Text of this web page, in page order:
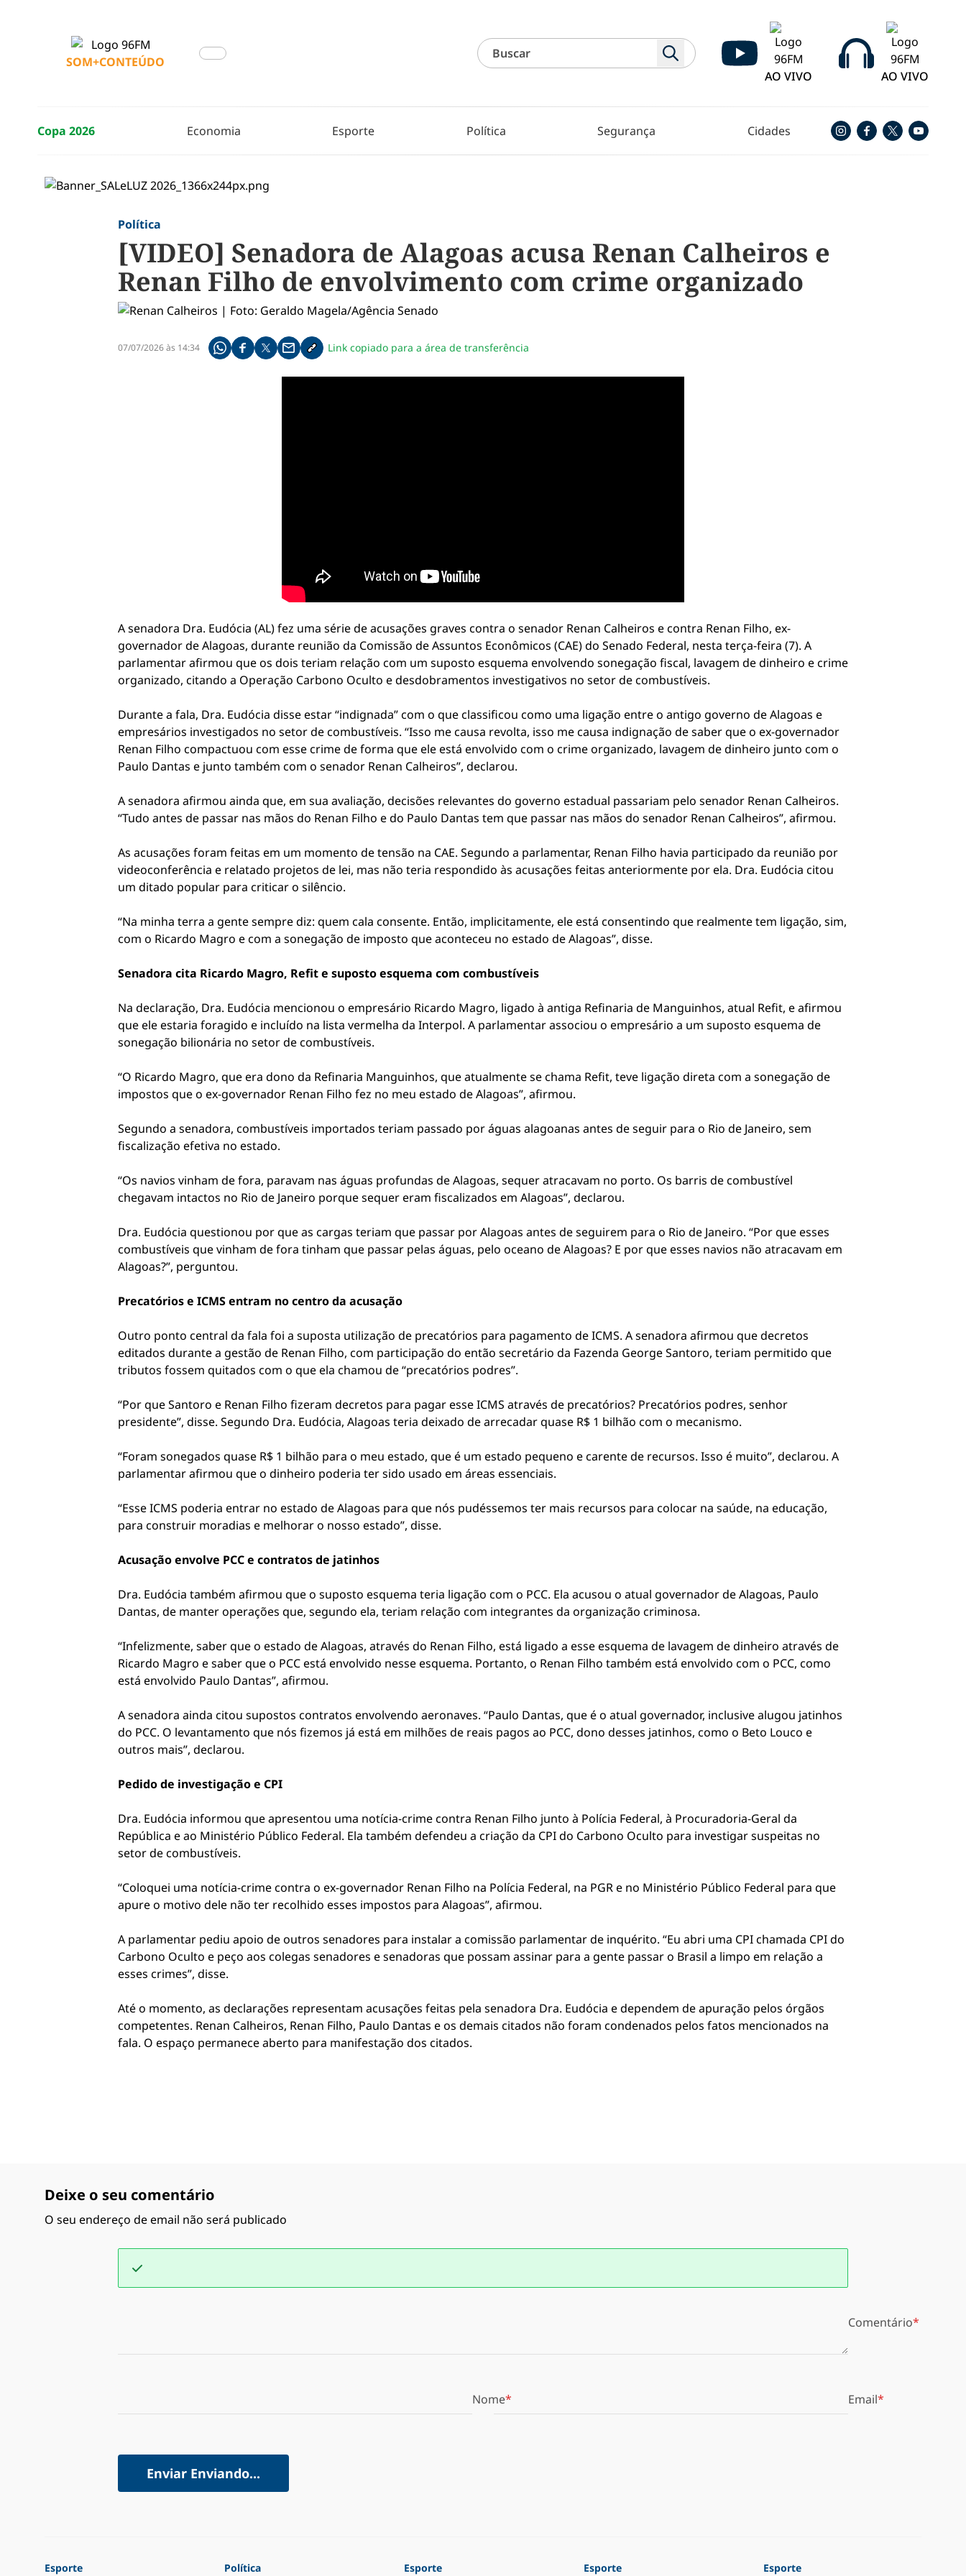
SOM+CONTEÚDO
AO VIVO
AO VIVO
Copa 2026 Economia Esporte Política Segurança Cidades
Política
[VIDEO] Senadora de Alagoas acusa Renan Calheiros e
Renan Filho de envolvimento com crime organizado
07/07/2026 às 14:34 Compartilhe pelo whatsapp
Compartilhar no facebook
Compartilhar no twitter
Compartilhe pelo email
Copiar link da notícia
Link copiado para a área de transferência
A senadora Dra. Eudócia (AL) fez uma série de acusações graves contra o senador Renan Calheiros e contra Renan Filho, ex-
governador de Alagoas, durante reunião da Comissão de Assuntos Econômicos (CAE) do Senado Federal, nesta terça-feira (7). A
parlamentar afirmou que os dois teriam relação com um suposto esquema envolvendo sonegação fiscal, lavagem de dinheiro e crime
organizado, citando a Operação Carbono Oculto e desdobramentos investigativos no setor de combustíveis.
Durante a fala, Dra. Eudócia disse estar “indignada” com o que classificou como uma ligação entre o antigo governo de Alagoas e
empresários investigados no setor de combustíveis. “Isso me causa revolta, isso me causa indignação de saber que o ex-governador
Renan Filho compactuou com esse crime de forma que ele está envolvido com o crime organizado, lavagem de dinheiro junto com o
Paulo Dantas e junto também com o senador Renan Calheiros”, declarou.
A senadora afirmou ainda que, em sua avaliação, decisões relevantes do governo estadual passariam pelo senador Renan Calheiros.
“Tudo antes de passar nas mãos do Renan Filho e do Paulo Dantas tem que passar nas mãos do senador Renan Calheiros”, afirmou.
As acusações foram feitas em um momento de tensão na CAE. Segundo a parlamentar, Renan Filho havia participado da reunião por
videoconferência e relatado projetos de lei, mas não teria respondido às acusações feitas anteriormente por ela. Dra. Eudócia citou
um ditado popular para criticar o silêncio.
“Na minha terra a gente sempre diz: quem cala consente. Então, implicitamente, ele está consentindo que realmente tem ligação, sim,
com o Ricardo Magro e com a sonegação de imposto que aconteceu no estado de Alagoas”, disse.
Senadora cita Ricardo Magro, Refit e suposto esquema com combustíveis
Na declaração, Dra. Eudócia mencionou o empresário Ricardo Magro, ligado à antiga Refinaria de Manguinhos, atual Refit, e afirmou
que ele estaria foragido e incluído na lista vermelha da Interpol. A parlamentar associou o empresário a um suposto esquema de
sonegação bilionária no setor de combustíveis.
“O Ricardo Magro, que era dono da Refinaria Manguinhos, que atualmente se chama Refit, teve ligação direta com a sonegação de
impostos que o ex-governador Renan Filho fez no meu estado de Alagoas”, afirmou.
Segundo a senadora, combustíveis importados teriam passado por águas alagoanas antes de seguir para o Rio de Janeiro, sem
fiscalização efetiva no estado.
“Os navios vinham de fora, paravam nas águas profundas de Alagoas, sequer atracavam no porto. Os barris de combustível
chegavam intactos no Rio de Janeiro porque sequer eram fiscalizados em Alagoas”, declarou.
Dra. Eudócia questionou por que as cargas teriam que passar por Alagoas antes de seguirem para o Rio de Janeiro. “Por que esses
combustíveis que vinham de fora tinham que passar pelas águas, pelo oceano de Alagoas? E por que esses navios não atracavam em
Alagoas?”, perguntou.
Precatórios e ICMS entram no centro da acusação
Outro ponto central da fala foi a suposta utilização de precatórios para pagamento de ICMS. A senadora afirmou que decretos
editados durante a gestão de Renan Filho, com participação do então secretário da Fazenda George Santoro, teriam permitido que
tributos fossem quitados com o que ela chamou de “precatórios podres”.
“Por que Santoro e Renan Filho fizeram decretos para pagar esse ICMS através de precatórios? Precatórios podres, senhor
presidente”, disse. Segundo Dra. Eudócia, Alagoas teria deixado de arrecadar quase R$ 1 bilhão com o mecanismo.
“Foram sonegados quase R$ 1 bilhão para o meu estado, que é um estado pequeno e carente de recursos. Isso é muito”, declarou. A
parlamentar afirmou que o dinheiro poderia ter sido usado em áreas essenciais.
“Esse ICMS poderia entrar no estado de Alagoas para que nós pudéssemos ter mais recursos para colocar na saúde, na educação,
para construir moradias e melhorar o nosso estado”, disse.
Acusação envolve PCC e contratos de jatinhos
Dra. Eudócia também afirmou que o suposto esquema teria ligação com o PCC. Ela acusou o atual governador de Alagoas, Paulo
Dantas, de manter operações que, segundo ela, teriam relação com integrantes da organização criminosa.
“Infelizmente, saber que o estado de Alagoas, através do Renan Filho, está ligado a esse esquema de lavagem de dinheiro através de
Ricardo Magro e saber que o PCC está envolvido nesse esquema. Portanto, o Renan Filho também está envolvido com o PCC, como
está envolvido Paulo Dantas”, afirmou.
A senadora ainda citou supostos contratos envolvendo aeronaves. “Paulo Dantas, que é o atual governador, inclusive alugou jatinhos
do PCC. O levantamento que nós fizemos já está em milhões de reais pagos ao PCC, dono desses jatinhos, como o Beto Louco e
outros mais”, declarou.
Pedido de investigação e CPI
Dra. Eudócia informou que apresentou uma notícia-crime contra Renan Filho junto à Polícia Federal, à Procuradoria-Geral da
República e ao Ministério Público Federal. Ela também defendeu a criação da CPI do Carbono Oculto para investigar suspeitas no
setor de combustíveis.
“Coloquei uma notícia-crime contra o ex-governador Renan Filho na Polícia Federal, na PGR e no Ministério Público Federal para que
apure o motivo dele não ter recolhido esses impostos para Alagoas”, afirmou.
A parlamentar pediu apoio de outros senadores para instalar a comissão parlamentar de inquérito. “Eu abri uma CPI chamada CPI do
Carbono Oculto e peço aos colegas senadores e senadoras que possam assinar para a gente passar o Brasil a limpo em relação a
esses crimes”, disse.
Até o momento, as declarações representam acusações feitas pela senadora Dra. Eudócia e dependem de apuração pelos órgãos
competentes. Renan Calheiros, Renan Filho, Paulo Dantas e os demais citados não foram condenados pelos fatos mencionados na
fala. O espaço permanece aberto para manifestação dos citados.
Deixe o seu comentário
O seu endereço de email não será publicado
Comentário
Nome Email
Enviar Enviando...
Esporte Política Esporte Esporte Esporte